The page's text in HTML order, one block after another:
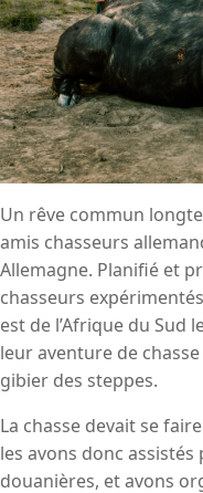
Un rêve commun
amis chasseurs
Allemagne. Planifié et
chasseurs
est de l’Afrique du
leur aventure de
gibier des steppes.
La chasse devait se
les avons donc
douanières, et avons